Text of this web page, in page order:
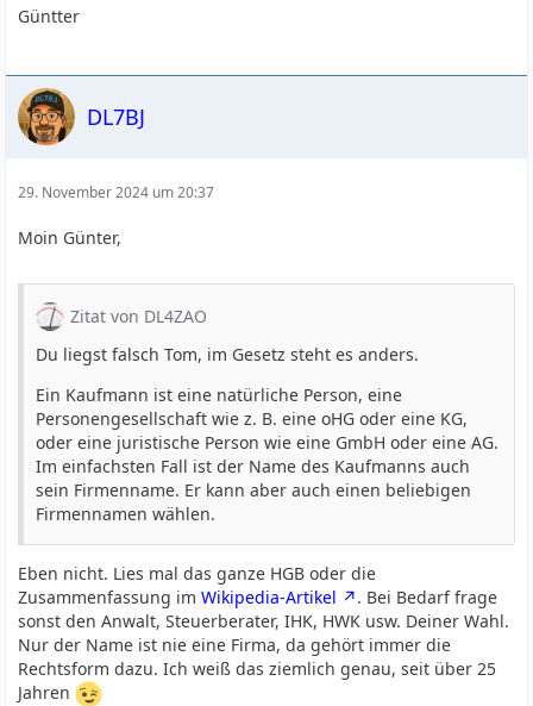
Güntter
DL7BJ
29. November 2024 um 20:37
Moin Günter,
Zitat von DL4ZAO
Du liegst falsch Tom, im Gesetz steht es anders.
Ein Kaufmann ist eine natürliche Person, eine
Personengesellschaft wie z. B. eine oHG oder eine KG,
oder eine juristische Person wie eine GmbH oder eine AG.
Im einfachsten Fall ist der Name des Kaufmanns auch
sein Firmenname. Er kann aber auch einen beliebigen
Firmennamen wählen.
Eben nicht. Lies mal das ganze HGB oder die
Zusammenfassung imWikipedia-Artikel
. Bei Bedarf frage
sonst den Anwalt, Steuerberater, IHK, HWK usw. Deiner Wahl.
Nur der Name ist nie eine Firma, da gehört immer die
Rechtsform dazu. Ich weiß das ziemlich genau, seit über 25
Jahren